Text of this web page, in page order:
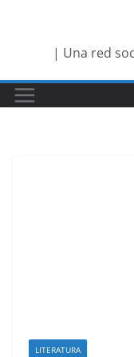
| Una red
LITERATURA